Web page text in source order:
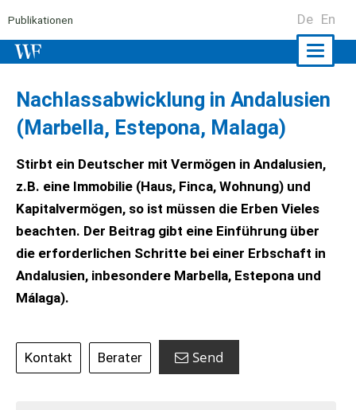
Publikationen De En
Nachlassabwicklung in Andalusien
(Marbella, Estepona, Malaga)
Stirbt ein Deutscher mit Vermögen in Andalusien,
z.B. eine Immobilie (Haus, Finca, Wohnung) und
Kapitalvermögen, so ist müssen die Erben Vieles
beachten. Der Beitrag gibt eine Einführung über
die erforderlichen Schritte bei einer Erbschaft in
Andalusien, inbesondere Marbella, Estepona und
Málaga).
Kontakt Berater Send